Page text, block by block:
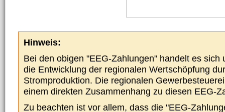
Hinweis:
Bei den obigen "EEG-Zahlungen" handelt es sich
die Entwicklung der regionalen Wertschöpfung
Stromproduktion. Die regionalen
einem direkten Zusammenhang zu diesen EEG-
Zu beachten ist vor allem, dass die "EEG-